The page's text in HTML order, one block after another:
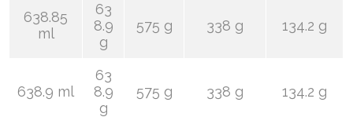
638.85
ml
63
8.9
g
575 g 338 g 134.2 g
638.9 ml
63
8.9
g
575 g 338 g 134.2 g